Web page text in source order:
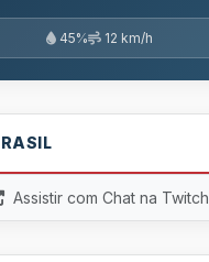
45% 12 km/h
Assistir com Chat na Twitch